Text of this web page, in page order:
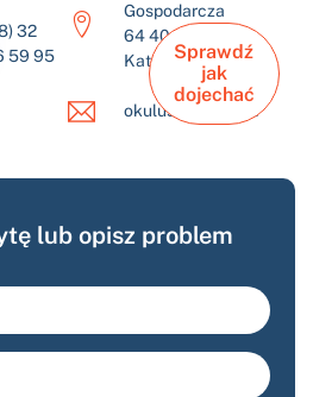
32
59 95
Gospodarcza
64 40-432
Katowice
okulus@okulus.pl
Sprawdź
jak
dojechać
lub opisz problem